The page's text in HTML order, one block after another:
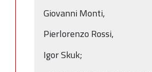
Giovanni Monti,
Pierlorenzo Rossi,
Igor Skuk;